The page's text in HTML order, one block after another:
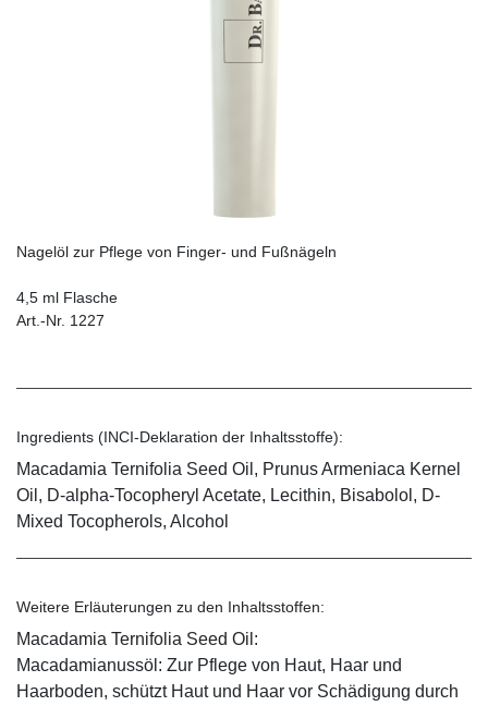
Nagelöl zur Pflege von Finger- und Fußnägeln
4,5 ml Flasche
Art.-Nr. 1227
Ingredients (INCI-Deklaration der Inhaltsstoffe):
Macadamia Ternifolia Seed Oil, Prunus Armeniaca Kernel
Oil, D-alpha-Tocopheryl Acetate, Lecithin, Bisabolol, D-
Mixed Tocopherols, Alcohol
Weitere Erläuterungen zu den Inhaltsstoffen:
Macadamia Ternifolia Seed Oil:
Macadamianussöl: Zur Pflege von Haut, Haar und
Haarboden, schützt Haut und Haar vor Schädigung durch